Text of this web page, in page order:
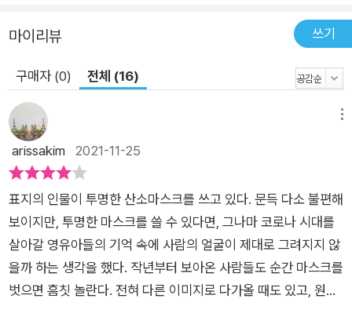
마이리뷰 쓰기
구매자 (0) 전체 (16)
arissakim 2021-11-25
표지의 인물이 투명한 산소마스크를 쓰고 있다. 문득 다소 불편해
보이지만, 투명한 마스크를 쓸 수 있다면, 그나마 코로나 시대를
살아갈 영유아들의 기억 속에 사람의 얼굴이 제대로 그려지지 않
을까 하는 생각을 했다. 작년부터 보아온 사람들도 순간 마스크를
벗으면 흠칫 놀란다. 전혀 다른 이미지로 다가올 때도 있고, 원래